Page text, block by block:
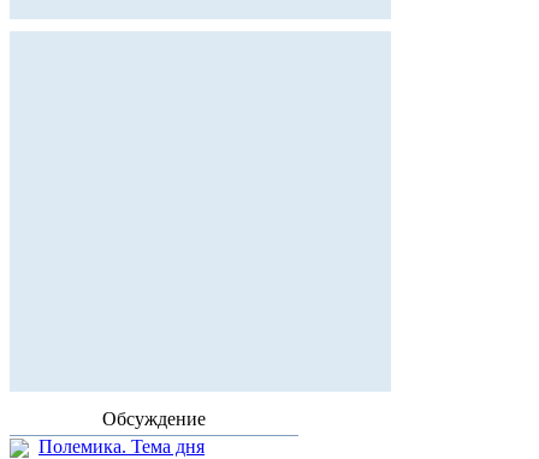
Обсуждение
Полемика. Тема дня